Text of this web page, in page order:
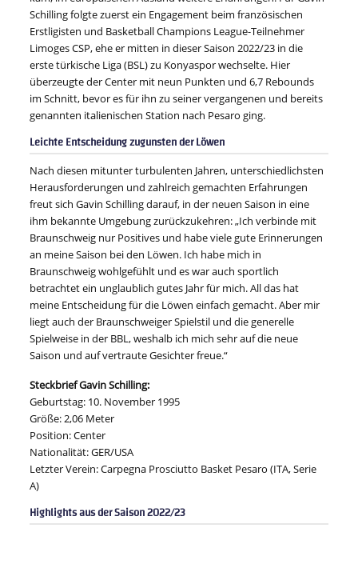
Schilling folgte zuerst ein Engagement beim französischen
Erstligisten und Basketball Champions League-Teilnehmer
Limoges CSP, ehe er mitten in dieser Saison 2022/23 in die
erste türkische Liga (BSL) zu Konyaspor wechselte. Hier
überzeugte der Center mit neun Punkten und 6,7 Rebounds
im Schnitt, bevor es für ihn zu seiner vergangenen und bereits
genannten italienischen Station nach Pesaro ging.
Leichte Entscheidung zugunsten der Löwen
Nach diesen mitunter turbulenten Jahren, unterschiedlichsten
Herausforderungen und zahlreich gemachten Erfahrungen
freut sich Gavin Schilling darauf, in der neuen Saison in eine
ihm bekannte Umgebung zurückzukehren: „Ich verbinde mit
Braunschweig nur Positives und habe viele gute Erinnerungen
an meine Saison bei den Löwen. Ich habe mich in
Braunschweig wohlgefühlt und es war auch sportlich
betrachtet ein unglaublich gutes Jahr für mich. All das hat
meine Entscheidung für die Löwen einfach gemacht. Aber mir
liegt auch der Braunschweiger Spielstil und die generelle
Spielweise in der BBL, weshalb ich mich sehr auf die neue
Saison und auf vertraute Gesichter freue.“
Steckbrief Gavin Schilling:
Geburtstag: 10. November 1995
Größe: 2,06 Meter
Position: Center
Nationalität: GER/USA
Letzter Verein: Carpegna Prosciutto Basket Pesaro (ITA, Serie
A)
Highlights aus der Saison 2022/23